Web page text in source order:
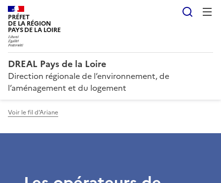
PRÉFET
DE LA RÉGION
PAYS DE LA LOIRE
DREAL Pays de la Loire
Direction régionale de l’environnement, de
l’aménagement et du logement
Voir le fil d'Ariane